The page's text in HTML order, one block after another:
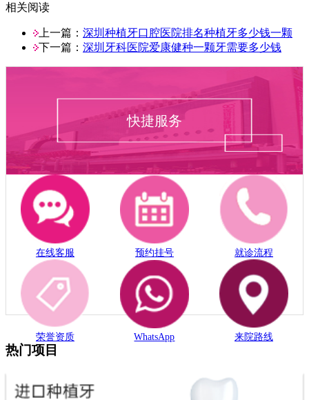
相关阅读
上一篇： 深圳种植牙口腔医院排名种植牙多少钱一颗
下一篇： 深圳牙科医院爱康健种一颗牙需要多少钱
快捷服务
在线客服 预约挂号 就诊流程
荣誉资质 WhatsApp 来院路线
热门项目